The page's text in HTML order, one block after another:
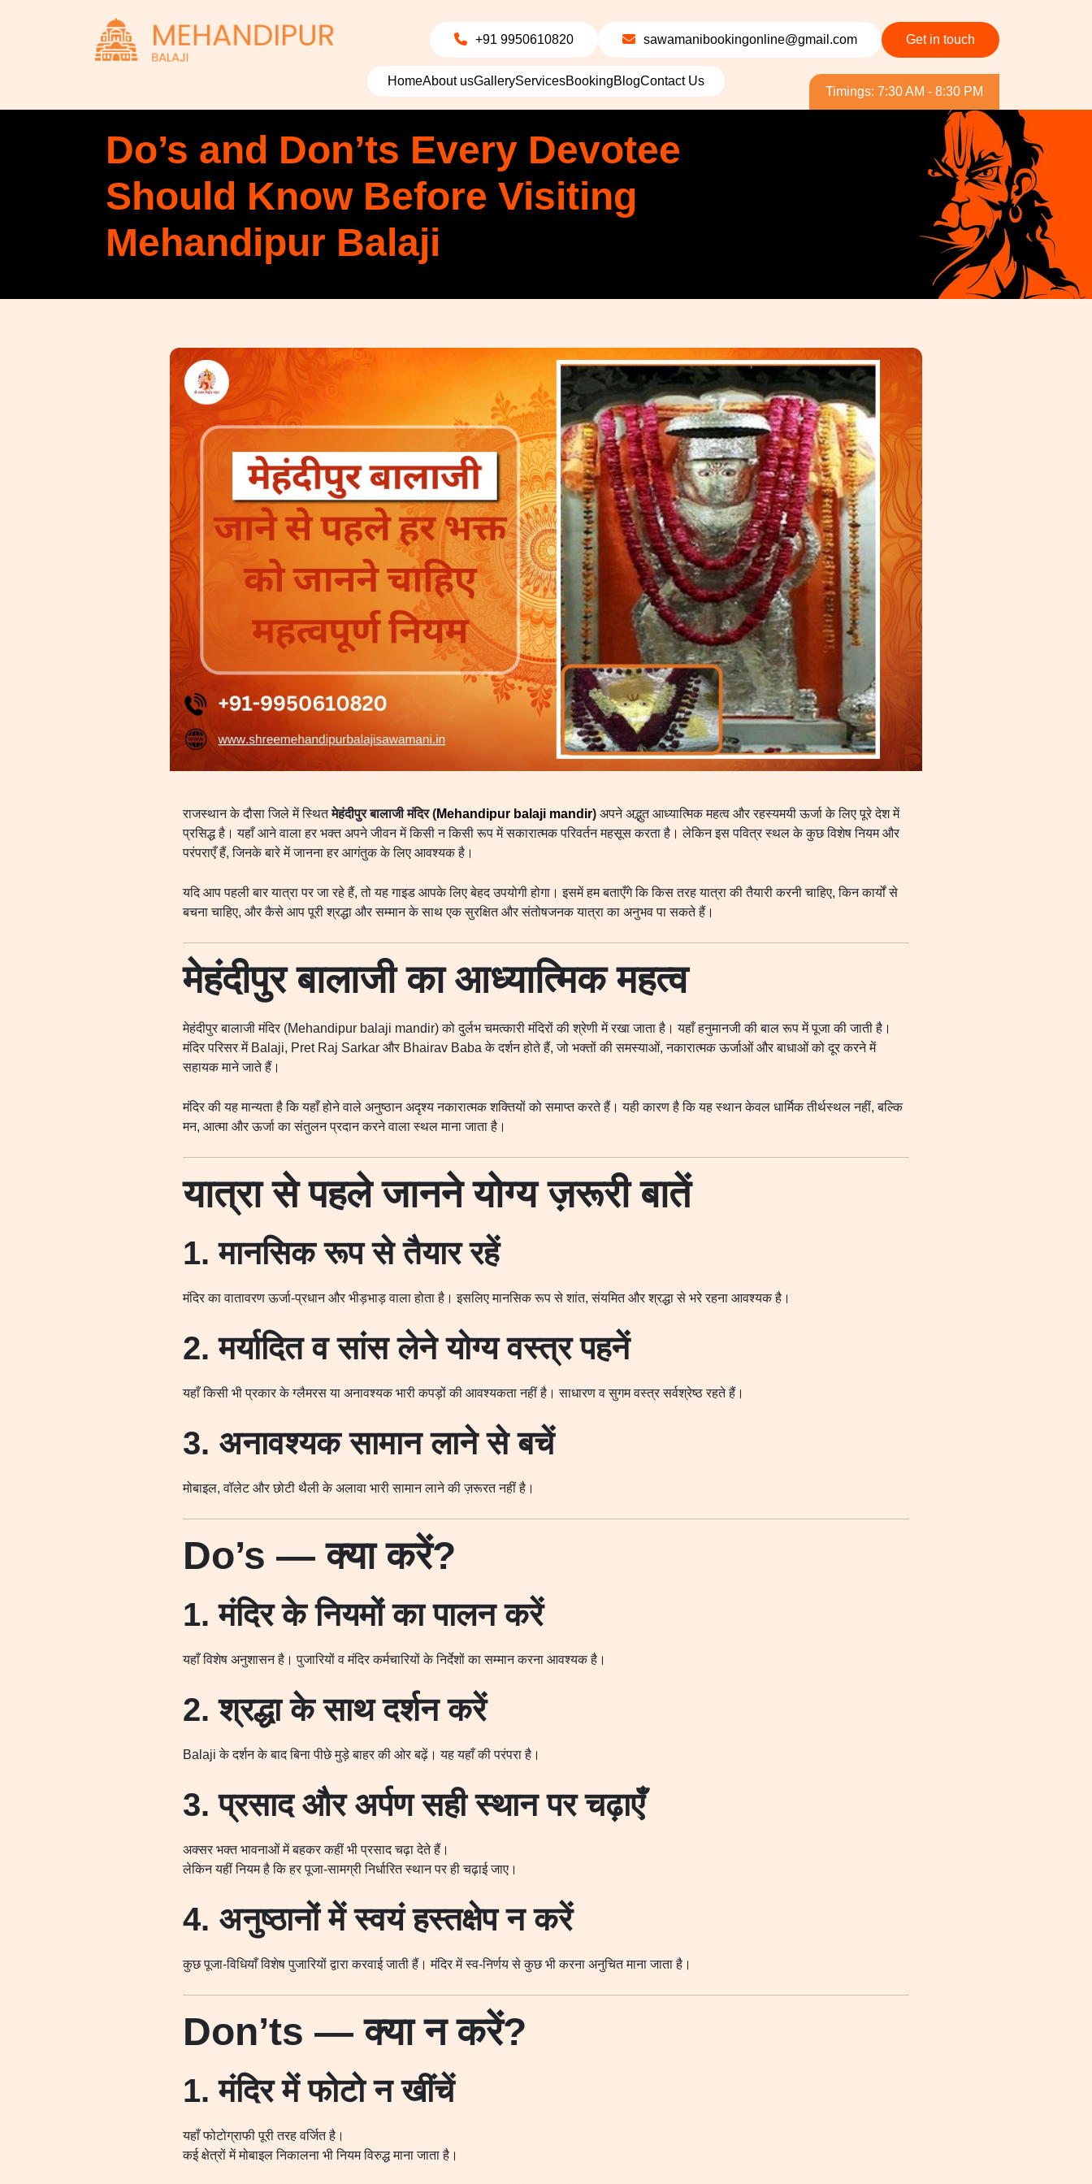
+91 9950610820 sawamanibookingonline@gmail.com Get in touch
HomeAbout usGalleryServicesBookingBlogContact Us
Timings: 7:30 AM - 8:30 PM
Do’s and Don’ts Every Devotee
Should Know Before Visiting
Mehandipur Balaji
राजस्थान के दौसा जिले में स्थितमेहंदीपुर बालाजी मंदिर (Mehandipur balaji mandir) अपने अद्भुत आध्यात्मिक महत्व और रहस्यमयी ऊर्जा के लिए पूरे देश में
प्रसिद्ध है। यहाँ आने वाला हर भक्त अपने जीवन में किसी न किसी रूप में सकारात्मक परिवर्तन महसूस करता है। लेकिन इस पवित्र स्थल के कुछ विशेष नियम और
परंपराएँ हैं, जिनके बारे में जानना हर आगंतुक के लिए आवश्यक है।
यदि आप पहली बार यात्रा पर जा रहे हैं, तो यह गाइड आपके लिए बेहद उपयोगी होगा। इसमें हम बताएँगे कि किस तरह यात्रा की तैयारी करनी चाहिए, किन कार्यों से
बचना चाहिए, और कैसे आप पूरी श्रद्धा और सम्मान के साथ एक सुरक्षित और संतोषजनक यात्रा का अनुभव पा सकते हैं।
मेहंदीपुर बालाजी का आध्यात्मिक महत्व
मेहंदीपुर बालाजी मंदिर (Mehandipur balaji mandir) को दुर्लभ चमत्कारी मंदिरों की श्रेणी में रखा जाता है। यहाँ हनुमानजी की बाल रूप में पूजा की जाती है।
मंदिर परिसर में Balaji, Pret Raj Sarkar और Bhairav Baba के दर्शन होते हैं, जो भक्तों की समस्याओं, नकारात्मक ऊर्जाओं और बाधाओं को दूर करने में
सहायक माने जाते हैं।
मंदिर की यह मान्यता है कि यहाँ होने वाले अनुष्ठान अदृश्य नकारात्मक शक्तियों को समाप्त करते हैं। यही कारण है कि यह स्थान केवल धार्मिक तीर्थस्थल नहीं, बल्कि
मन, आत्मा और ऊर्जा का संतुलन प्रदान करने वाला स्थल माना जाता है।
यात्रा से पहले जानने योग्य ज़रूरी बातें
1. मानसिक रूप से तैयार रहें
मंदिर का वातावरण ऊर्जा-प्रधान और भीड़भाड़ वाला होता है। इसलिए मानसिक रूप से शांत, संयमित और श्रद्धा से भरे रहना आवश्यक है।
2. मर्यादित व सांस लेने योग्य वस्त्र पहनें
यहाँ किसी भी प्रकार के ग्लैमरस या अनावश्यक भारी कपड़ों की आवश्यकता नहीं है। साधारण व सुगम वस्त्र सर्वश्रेष्ठ रहते हैं।
3. अनावश्यक सामान लाने से बचें
मोबाइल, वॉलेट और छोटी थैली के अलावा भारी सामान लाने की ज़रूरत नहीं है।
Do’s — क्या करें?
1. मंदिर के नियमों का पालन करें
यहाँ विशेष अनुशासन है। पुजारियों व मंदिर कर्मचारियों के निर्देशों का सम्मान करना आवश्यक है।
2. श्रद्धा के साथ दर्शन करें
Balaji के दर्शन के बाद बिना पीछे मुड़े बाहर की ओर बढ़ें। यह यहाँ की परंपरा है।
3. प्रसाद और अर्पण सही स्थान पर चढ़ाएँ
अक्सर भक्त भावनाओं में बहकर कहीं भी प्रसाद चढ़ा देते हैं।
लेकिन यहीं नियम है कि हर पूजा-सामग्री निर्धारित स्थान पर ही चढ़ाई जाए।
4. अनुष्ठानों में स्वयं हस्तक्षेप न करें
कुछ पूजा-विधियाँ विशेष पुजारियों द्वारा करवाई जाती हैं। मंदिर में स्व-निर्णय से कुछ भी करना अनुचित माना जाता है।
Don’ts — क्या न करें?
1. मंदिर में फोटो न खींचें
यहाँ फोटोग्राफी पूरी तरह वर्जित है।
कई क्षेत्रों में मोबाइल निकालना भी नियम विरुद्ध माना जाता है।